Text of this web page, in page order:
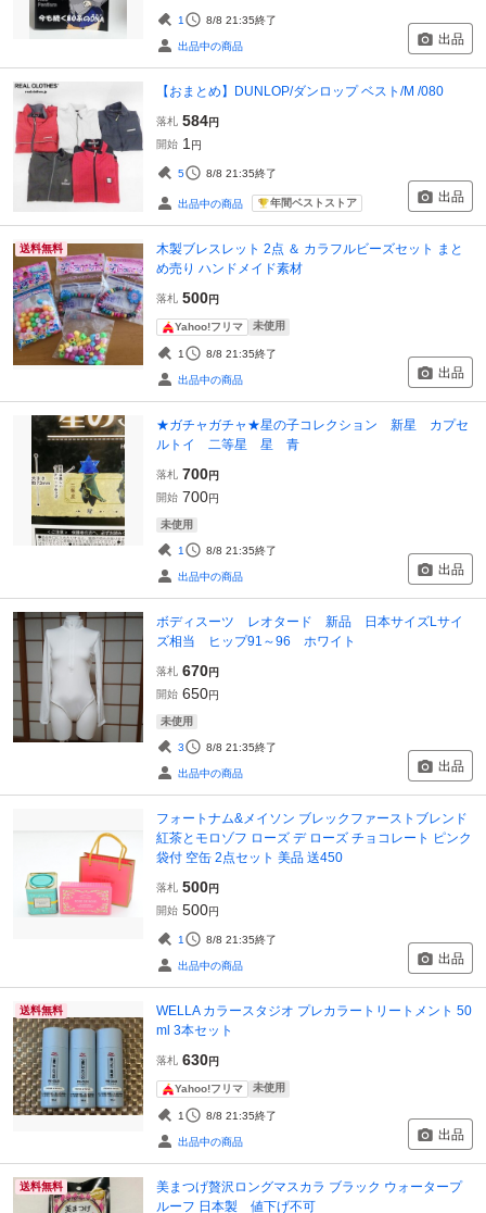
1 8/8 21:35終了
出品中の商品 出品
【おまとめ】DUNLOP/ダンロップ ベスト/M /080
落札 584円
開始 1 円
5 8/8 21:35終了
出品中の商品 年間ベストストア 出品
送料無料
木製ブレスレット 2点 ＆ カラフルビーズセット まと
め売り ハンドメイド素材
落札 500円
Yahoo!フリマ 未使用
1 8/8 21:35終了
出品中の商品 出品
★ガチャガチャ★星の子コレクション 新星 カプセ
ルトイ 二等星 星 青
落札 700円
開始 700円
未使用
1 8/8 21:35終了
出品中の商品 出品
ボディスーツ レオタード 新品 日本サイズLサイ
ズ相当 ヒップ91～96 ホワイト
落札 670円
開始 650円
未使用
3 8/8 21:35終了
出品中の商品 出品
フォートナム&メイソン ブレックファーストブレンド
紅茶とモロゾフ ローズ デ ローズ チョコレート ピンク
袋付 空缶 2点セット 美品 送450
落札 500円
開始 500円
1 8/8 21:35終了
出品中の商品 出品
送料無料
WELLA カラースタジオ プレカラートリートメント 50
ml 3本セット
落札 630円
Yahoo!フリマ 未使用
1 8/8 21:35終了
出品中の商品 出品
送料無料
美まつげ贅沢ロングマスカラ ブラック ウォータープ
ルーフ 日本製 値下げ不可